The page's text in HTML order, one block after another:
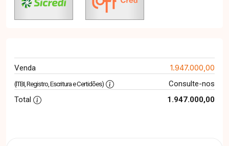
Venda 1.947.000,00
(ITBI, Registro, Escritura e Certidões)
Consulte-nos
Total
1.947.000,00